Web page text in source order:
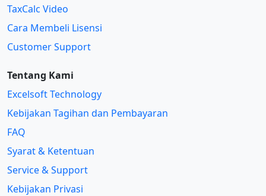
TaxCalc Video
Cara Membeli Lisensi
Customer Support
Tentang Kami
Excelsoft Technology
Kebijakan Tagihan dan Pembayaran
FAQ
Syarat & Ketentuan
Service & Support
Kebijakan Privasi